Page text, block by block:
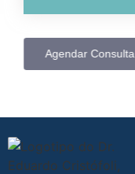
Agendar Consulta